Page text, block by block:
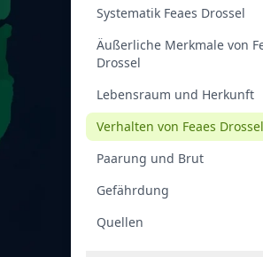
Systematik Feaes Drossel
Äußerliche Merkmale von
Drossel
Lebensraum und Herkunft
Verhalten von Feaes Drossel
Paarung und Brut
Gefährdung
Quellen